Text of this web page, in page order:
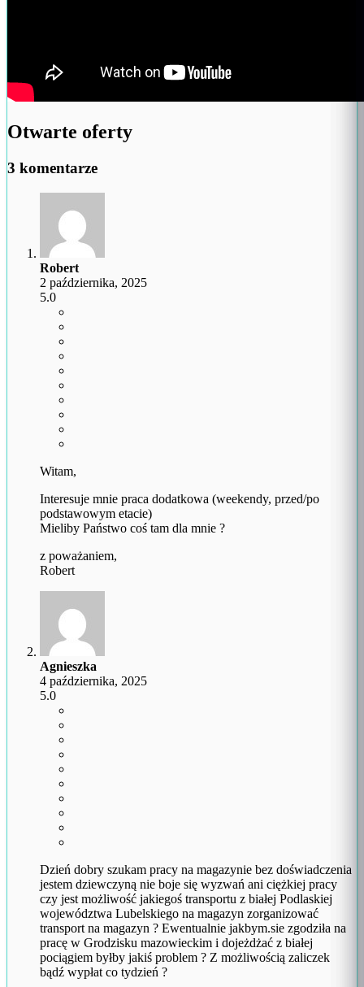
Otwarte oferty
3 komentarze
Robert
2 października, 2025
5.0
Witam,
Interesuje mnie praca dodatkowa (weekendy, przed/po
podstawowym etacie)
Mieliby Państwo coś tam dla mnie ?
z poważaniem,
Robert
Agnieszka
4 października, 2025
5.0
Dzień dobry szukam pracy na magazynie bez doświadczenia
jestem dziewczyną nie boje się wyzwań ani ciężkiej pracy
czy jest możliwość jakiegoś transportu z białej Podlaskiej
województwa Lubelskiego na magazyn zorganizować
transport na magazyn ? Ewentualnie jakbym.sie zgodziła na
pracę w Grodzisku mazowieckim i dojeżdżać z białej
pociągiem byłby jakiś problem ? Z możliwością zaliczek
bądź wypłat co tydzień ?